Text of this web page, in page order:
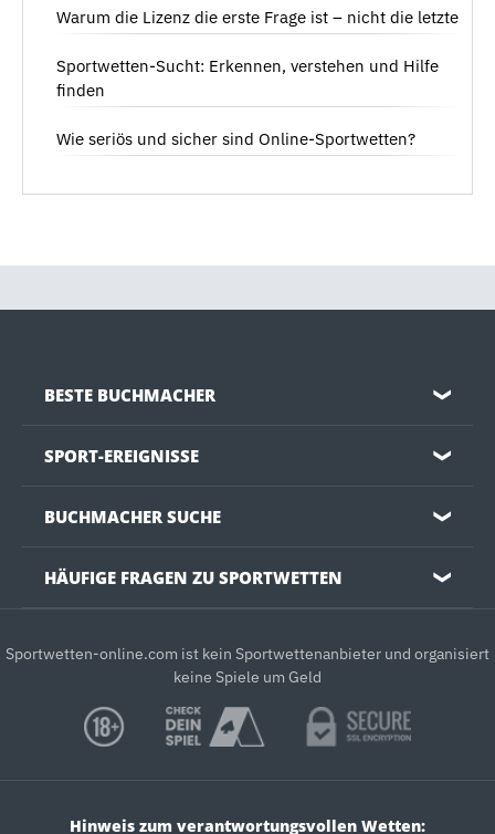
Warum die Lizenz die erste Frage ist – nicht die letzte
Sportwetten-Sucht: Erkennen, verstehen und Hilfe
finden
Wie seriös und sicher sind Online-Sportwetten?
BESTE BUCHMACHER ❯
SPORT-EREIGNISSE ❯
BUCHMACHER SUCHE ❯
HÄUFIGE FRAGEN ZU SPORTWETTEN ❯
Sportwetten-online.com ist kein Sportwettenanbieter und organisiert
keine Spiele um Geld
Hinweis zum verantwortungsvollen Wetten: